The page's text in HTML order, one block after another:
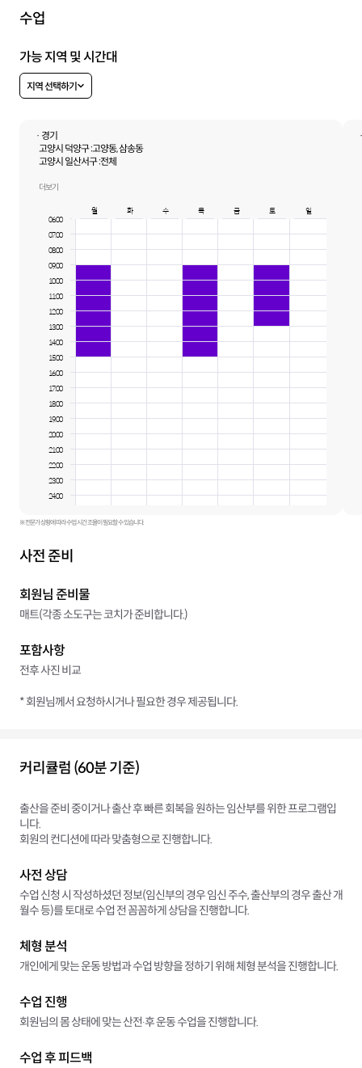
수업
가능 지역 및 시간대
지역 선택하기
· 경기
고양시 덕양구 :고양동, 삼송동
고양시 일산서구 :전체
김포시 :
더보기
월 화 수 목 금 토
일
06:00
07:00
08:00
09:00
10:00
11:00
12:00
13:00
14:00
15:00
16:00
17:00
18:00
19:00
20:00
21:00
22:00
23:00
24:00
※ 전문가 상황에 따라 수업 시간 조율이 필요할 수 있습니다.
사전 준비
회원님 준비물
매트(각종 소도구는 코치가 준비합니다.)
포함사항
전후 사진 비교
* 회원님께서 요청하시거나 필요한 경우 제공됩니다.
커리큘럼 (60분 기준)
출산을 준비 중이거나 출산 후 빠른 회복을 원하는 임산부를 위한 프로그램입
니다.
회원의 컨디션에 따라 맞춤형으로 진행합니다.
사전 상담
수업 신청 시 작성하셨던 정보(임신부의 경우 임신 주수, 출산부의 경우 출산 개
월수 등)를 토대로 수업 전 꼼꼼하게 상담을 진행합니다.
체형 분석
개인에게 맞는 운동 방법과 수업 방향을 정하기 위해 체형 분석을 진행합니다.
수업 진행
회원님의 몸 상태에 맞는 산전∙후 운동 수업을 진행합니다.
수업 후 피드백